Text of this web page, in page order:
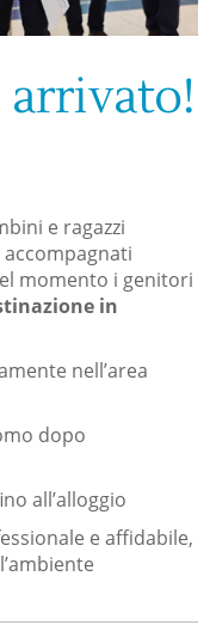
e ragazzi
accompagnati
momento i genitori
in
nell’area
dopo
all’alloggio
e affidabile,